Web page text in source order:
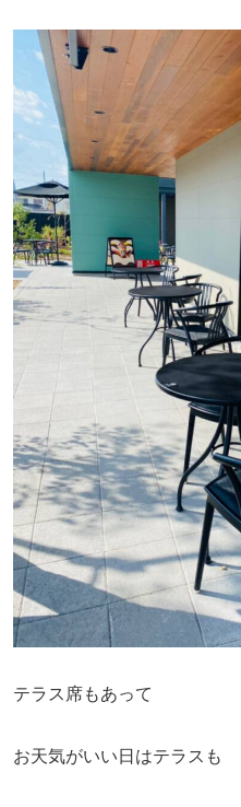
テラス席もあって
お天気がいい日はテラスも